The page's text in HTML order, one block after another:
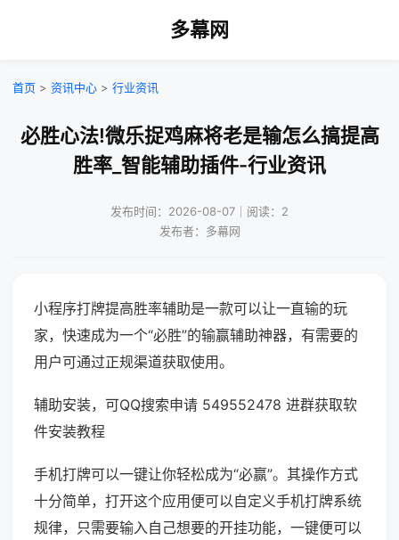
多幕网
首页 > 资讯中心 > 行业资讯
必胜心法!微乐捉鸡麻将老是输怎么搞提高
胜率_智能辅助插件-行业资讯
发布时间：2026-08-07｜阅读：2
发布者：多幕网
小程序打牌提高胜率辅助是一款可以让一直输的玩
家，快速成为一个“必胜”的输赢辅助神器，有需要的
用户可通过正规渠道获取使用。
辅助安装，可QQ搜索申请 549552478 进群获取软
件安装教程
手机打牌可以一键让你轻松成为“必赢”。其操作方式
十分简单，打开这个应用便可以自定义手机打牌系统
规律，只需要输入自己想要的开挂功能，一键便可以